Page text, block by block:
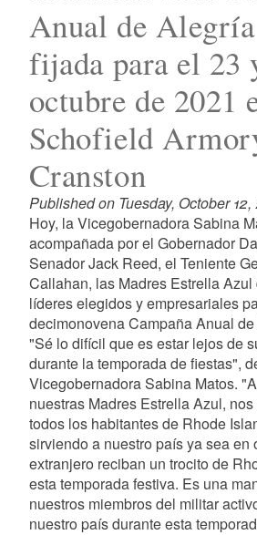
Anual de
fijada para el 23
octubre de 2021
Schofield
Cranston
Published on Tuesday, October 12,
Hoy, la Vicegobernadora Sabina
acompañada por el Gobernador
Senador Jack Reed, el Teniente
Callahan, las Madres Estrella
líderes elegidos y empresariales
decimonovena Campaña Anual
"Sé lo difícil que es estar lejos de
durante la temporada de fiestas",
Vicegobernadora Sabina Matos.
nuestras Madres Estrella Azul,
todos los habitantes de Rhode
sirviendo a nuestro país ya sea en
extranjero reciban un trocito de
esta temporada festiva. Es una
nuestros miembros del militar
nuestro país durante esta